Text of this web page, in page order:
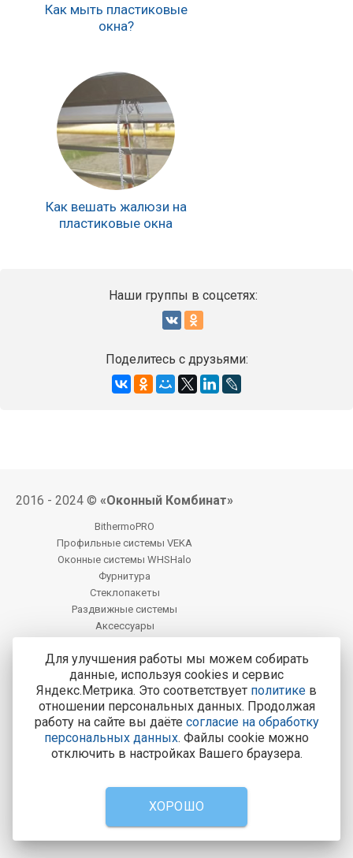
Как мыть пластиковые
окна?
Как вешать жалюзи на
пластиковые окна
Наши группы в соцсетях:
Поделитесь с друзьями:
2016 - 2024 © «Оконный Комбинат»
BithermoPRO
Профильные системы VEKA
Оконные системы WHSHalo
Фурнитура
Стеклопакеты
Раздвижные системы
Аксессуары
Центральный офис продаж:
Калуга, Калуга, ул. М. Жукова, д. 25
Тел.: 8-800-200-4221
Все адреса и контакты
Консультации и заказ пластиковых окон.
Вызвать замерщика
Для улучшения работы мы можем собирать
данные, используя cookies и сервис
Яндекс.Метрика. Это соответствует политике в
отношении персональных данных. Продолжая
работу на сайте вы даёте согласие на обработку
персональных данных. Файлы cookie можно
отключить в настройках Вашего браузера.
ХОРОШО